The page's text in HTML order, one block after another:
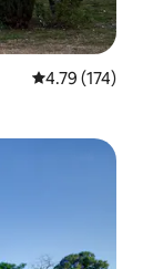
Calificación
4.79 (174)